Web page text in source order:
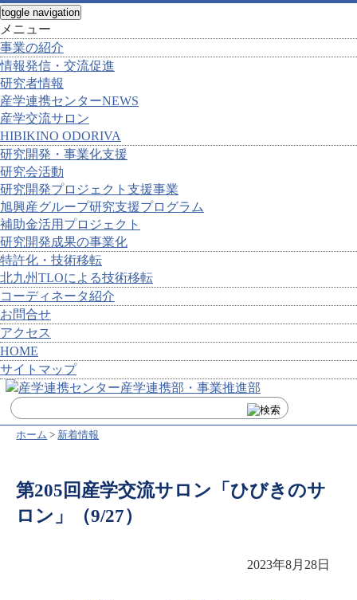
toggle navigation
メニュー
事業の紹介
情報発信・交流促進
研究者情報
産学連携センターNEWS
産学交流サロン
HIBIKINO ODORIVA
研究開発・事業化支援
研究会活動
研究開発プロジェクト支援事業
旭興産グループ研究支援プログラム
補助金活用プロジェクト
研究開発成果の事業化
特許化・技術移転
北九州TLOによる技術移転
コーディネータ紹介
お問合せ
アクセス
HOME
サイトマップ
ホーム > 新着情報
第205回産学交流サロン「ひびきのサ
ロン」（9/27）
2023年8月28日